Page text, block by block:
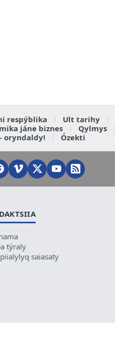
respýblika Ult tarihy
jáne biznes Qylmys
oryndaldy!
Ózekti
týraly
saiasaty